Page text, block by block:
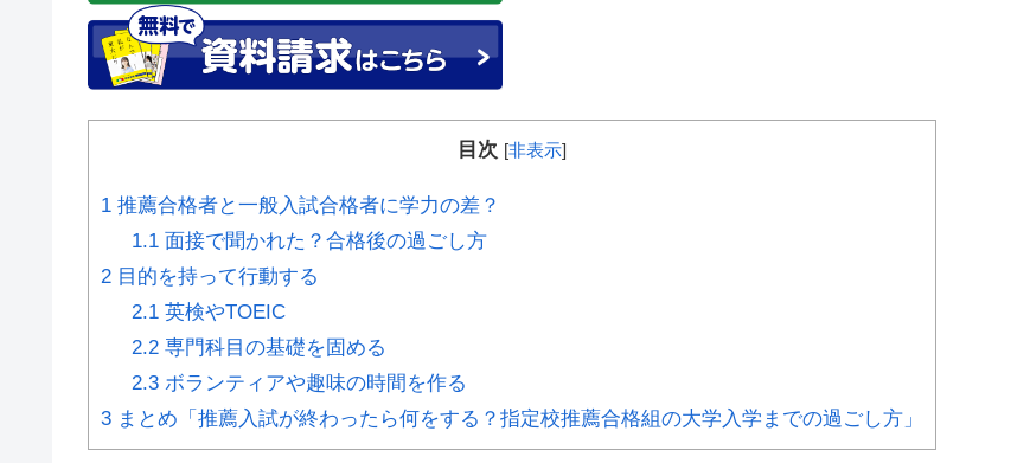
目次 [非表示]
1 推薦合格者と一般入試合格者に学力の差？
1.1面接で聞かれた？合格後の過ごし方
2 目的を持って行動する
2.1英検やTOEIC
2.2専門科目の基礎を固める
2.3ボランティアや趣味の時間を作る
3 まとめ「推薦入試が終わったら何をする？指定校推薦合格組の大学入学までの過ごし方」